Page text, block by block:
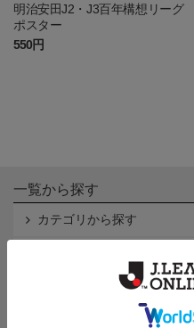
明治安田J2・J3百年構想リーグ
ポスター
550円
一覧から探す
カテゴリから探す